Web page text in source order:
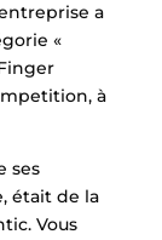
a
«
à
ses
était de la
Vous